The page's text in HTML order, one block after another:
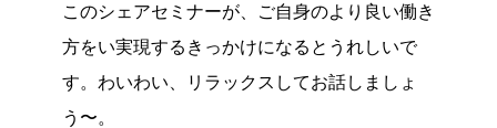
このシェアセミナーが、ご自身のより良い働き
方をい実現するきっかけになるとうれしいで
す。わいわい、リラックスしてお話しましょ
う〜。